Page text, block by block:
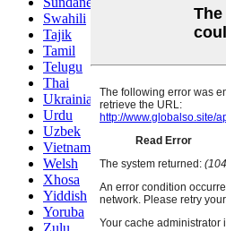
Swahili
Tajik
Tamil
Telugu
Thai
Ukrainian
Urdu
Uzbek
Vietnamese
Welsh
Xhosa
Yiddish
Yoruba